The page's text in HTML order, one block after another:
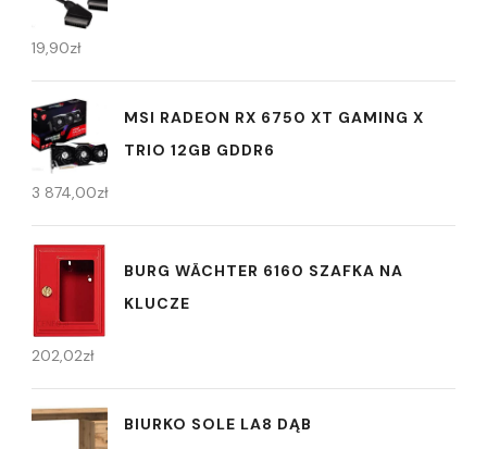
19,90zł
MSI RADEON RX 6750 XT GAMING X
TRIO 12GB GDDR6
3 874,00zł
BURG WÄCHTER 6160 SZAFKA NA
KLUCZE
202,02zł
BIURKO SOLE LA8 DĄB